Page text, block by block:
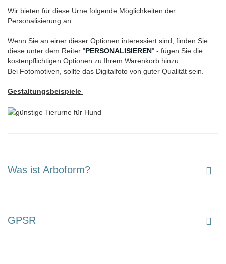
Wir bieten für diese Urne folgende Möglichkeiten der
Personalisierung an.
Wenn Sie an einer dieser Optionen interessiert sind, finden Sie
diese unter dem Reiter "PERSONALISIEREN" - fügen Sie die
kostenpflichtigen Optionen zu Ihrem Warenkorb hinzu.
Bei Fotomotiven, sollte das Digitalfoto von guter Qualität sein.
Gestaltungsbeispiele
Was ist Arboform?
GPSR